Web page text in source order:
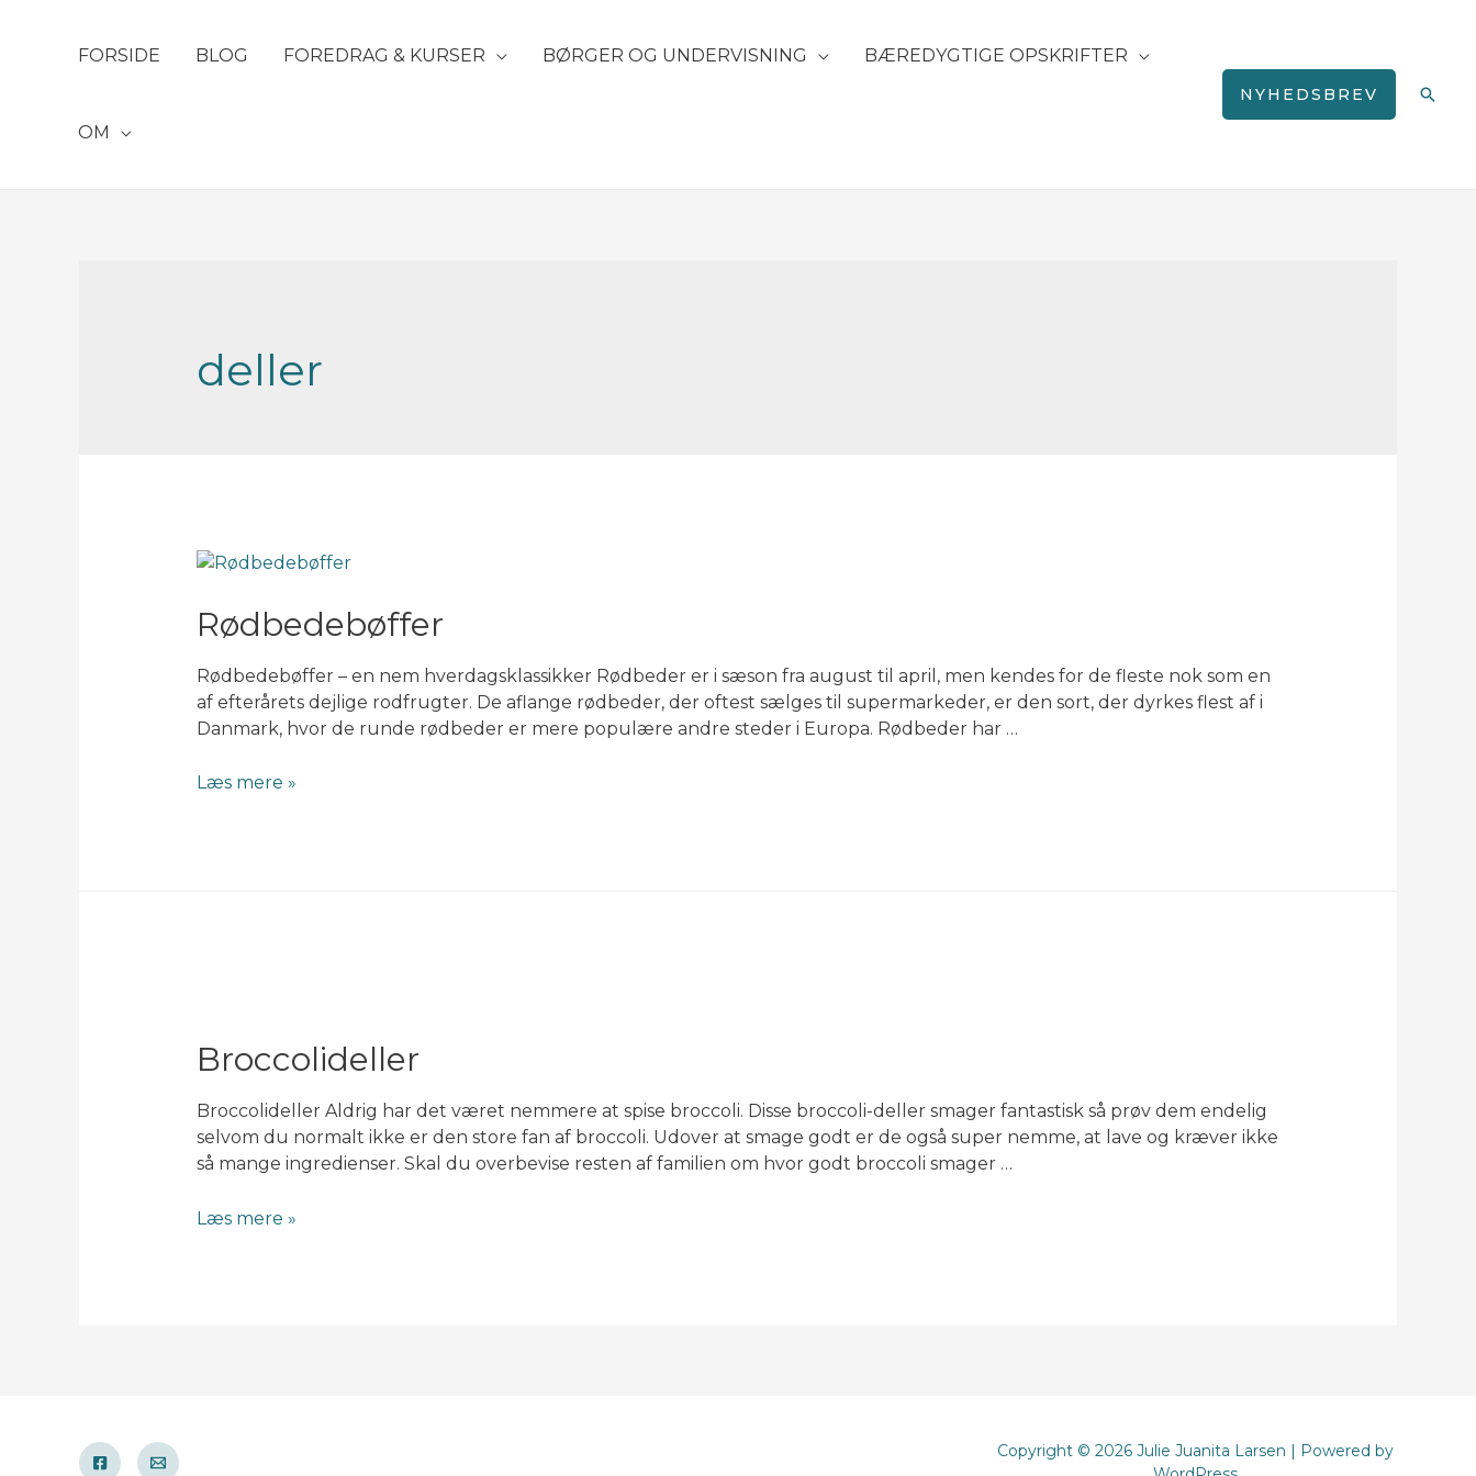
FORSIDE BLOG FOREDRAG & KURSER BØRGER OG UNDERVISNING BÆREDYGTIGE OPSKRIFTER
OM
NYHEDSBREV Søg
deller
Rødbedebøffer
Rødbedebøffer – en nem hverdagsklassikker Rødbeder er i sæson fra august til april, men kendes for de fleste nok som en
af efterårets dejlige rodfrugter. De aflange rødbeder, der oftest sælges til supermarkeder, er den sort, der dyrkes flest af i
Danmark, hvor de runde rødbeder er mere populære andre steder i Europa. Rødbeder har …
Rødbedebøffer
Læs mere »
Broccolideller
Broccolideller Aldrig har det været nemmere at spise broccoli. Disse broccoli-deller smager fantastisk så prøv dem endelig
selvom du normalt ikke er den store fan af broccoli. Udover at smage godt er de også super nemme, at lave og kræver ikke
så mange ingredienser. Skal du overbevise resten af familien om hvor godt broccoli smager …
Broccolideller
Læs mere »
Copyright © 2026 Julie Juanita Larsen | Powered by